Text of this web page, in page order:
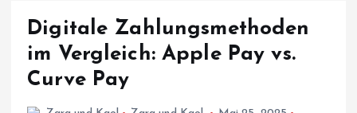
Digitale Zahlungsmethoden
im Vergleich: Apple Pay vs.
Curve Pay